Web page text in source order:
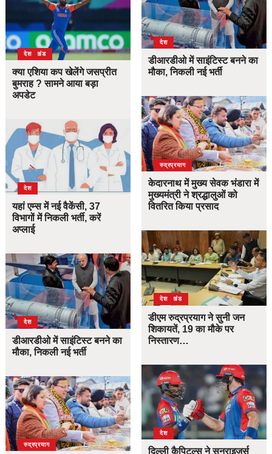
उत्तराखंड
देश
क्या एशिया कप खेलेंगे जसप्रीत
बुमराह ? सामने आया बड़ा
अपडेट
देश
यहां एम्स में नई वैकेंसी, 37
विभागों में निकली भर्ती, करें
अप्लाई
देश
डीआरडीओ में साइंटिस्ट बनने का
मौका, निकली नई भर्ती
उत्तराखंड
देश
रुद्रप्रयाग
देश
डीआरडीओ में साइंटिस्ट बनने का
मौका, निकली नई भर्ती
उत्तराखंड
देश
रुद्रप्रयाग
केदारनाथ में मुख्य सेवक भंडारा में
मुख्यमंत्री ने श्रद्धालुओं को
वितरित किया प्रसाद
उत्तराखंड
देश
डीएम रुद्रप्रयाग ने सुनी जन
शिकायतें, 19 का मौके पर
निस्तारण…
देश
दिल्ली कैपिटल्स ने सनराइजर्स